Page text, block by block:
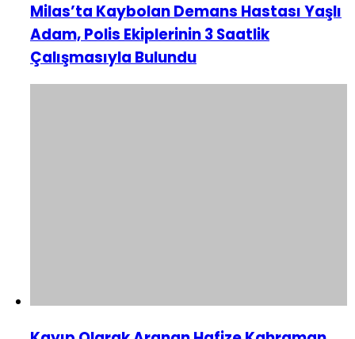
Milas’ta Kaybolan Demans Hastası Yaşlı
Adam, Polis Ekiplerinin 3 Saatlik
Çalışmasıyla Bulundu